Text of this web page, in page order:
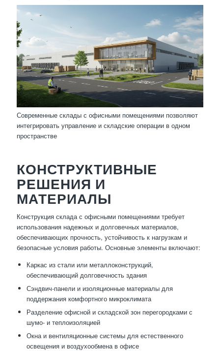
Современные склады с офисными помещениями позволяют
интегрировать управление и складские операции в одном
пространстве
КОНСТРУКТИВНЫЕ
РЕШЕНИЯ И
МАТЕРИАЛЫ
Конструкция склада с офисными помещениями требует
использования надежных и долговечных материалов,
обеспечивающих прочность, устойчивость к нагрузкам и
безопасные условия работы. Основные элементы включают:
Каркас из стали или металлоконструкций,
обеспечивающий долговечность здания
Сэндвич-панели и изоляционные материалы для
поддержания комфортного микроклимата
Разделение офисной и складской зон перегородками с
шумо- и теплоизоляцией
Окна и вентиляционные системы для естественного
освещения и воздухообмена в офисе